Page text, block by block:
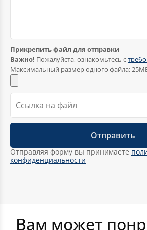
Чехлы на антикражные ворота
Прикрепить файл для отправки
Важно! Пожалуйста, ознакомьтесь с
Максимальный размер одного файла:
Отправляя форму вы принимаете
конфиденциальности
Вам может